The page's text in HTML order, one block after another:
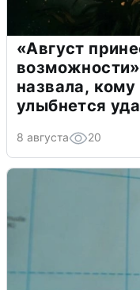
«Август
назвала, кому
улыбнется
8 августа 20